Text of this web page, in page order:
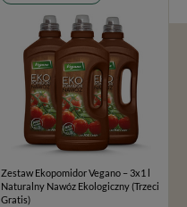
Zestaw Ekopomidor Vegano – 3x1 l
Naturalny Nawóz Ekologiczny (Trzeci
Gratis)